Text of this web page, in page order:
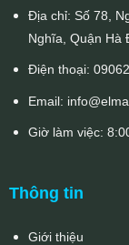
Địa chỉ: Số 78,
Nghĩa, Quận Hà
Điện thoại:
Email:
Giờ làm việc:
Thông tin
Giới thiệu